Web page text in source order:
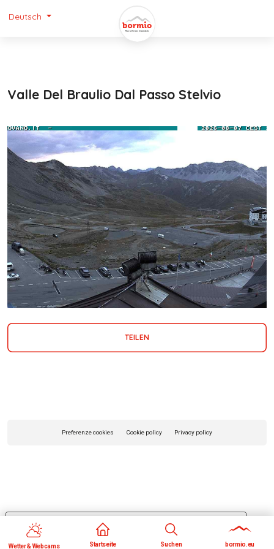
Deutsch
Wetter & Webcams Startseite Suchen bormio.eu
Valle Del Braulio Dal Passo Stelvio
TEILEN
Preferenze cookies Cookie policy Privacy policy
Informativa sulla raccolta
Le tue preferenze relative alla privacy